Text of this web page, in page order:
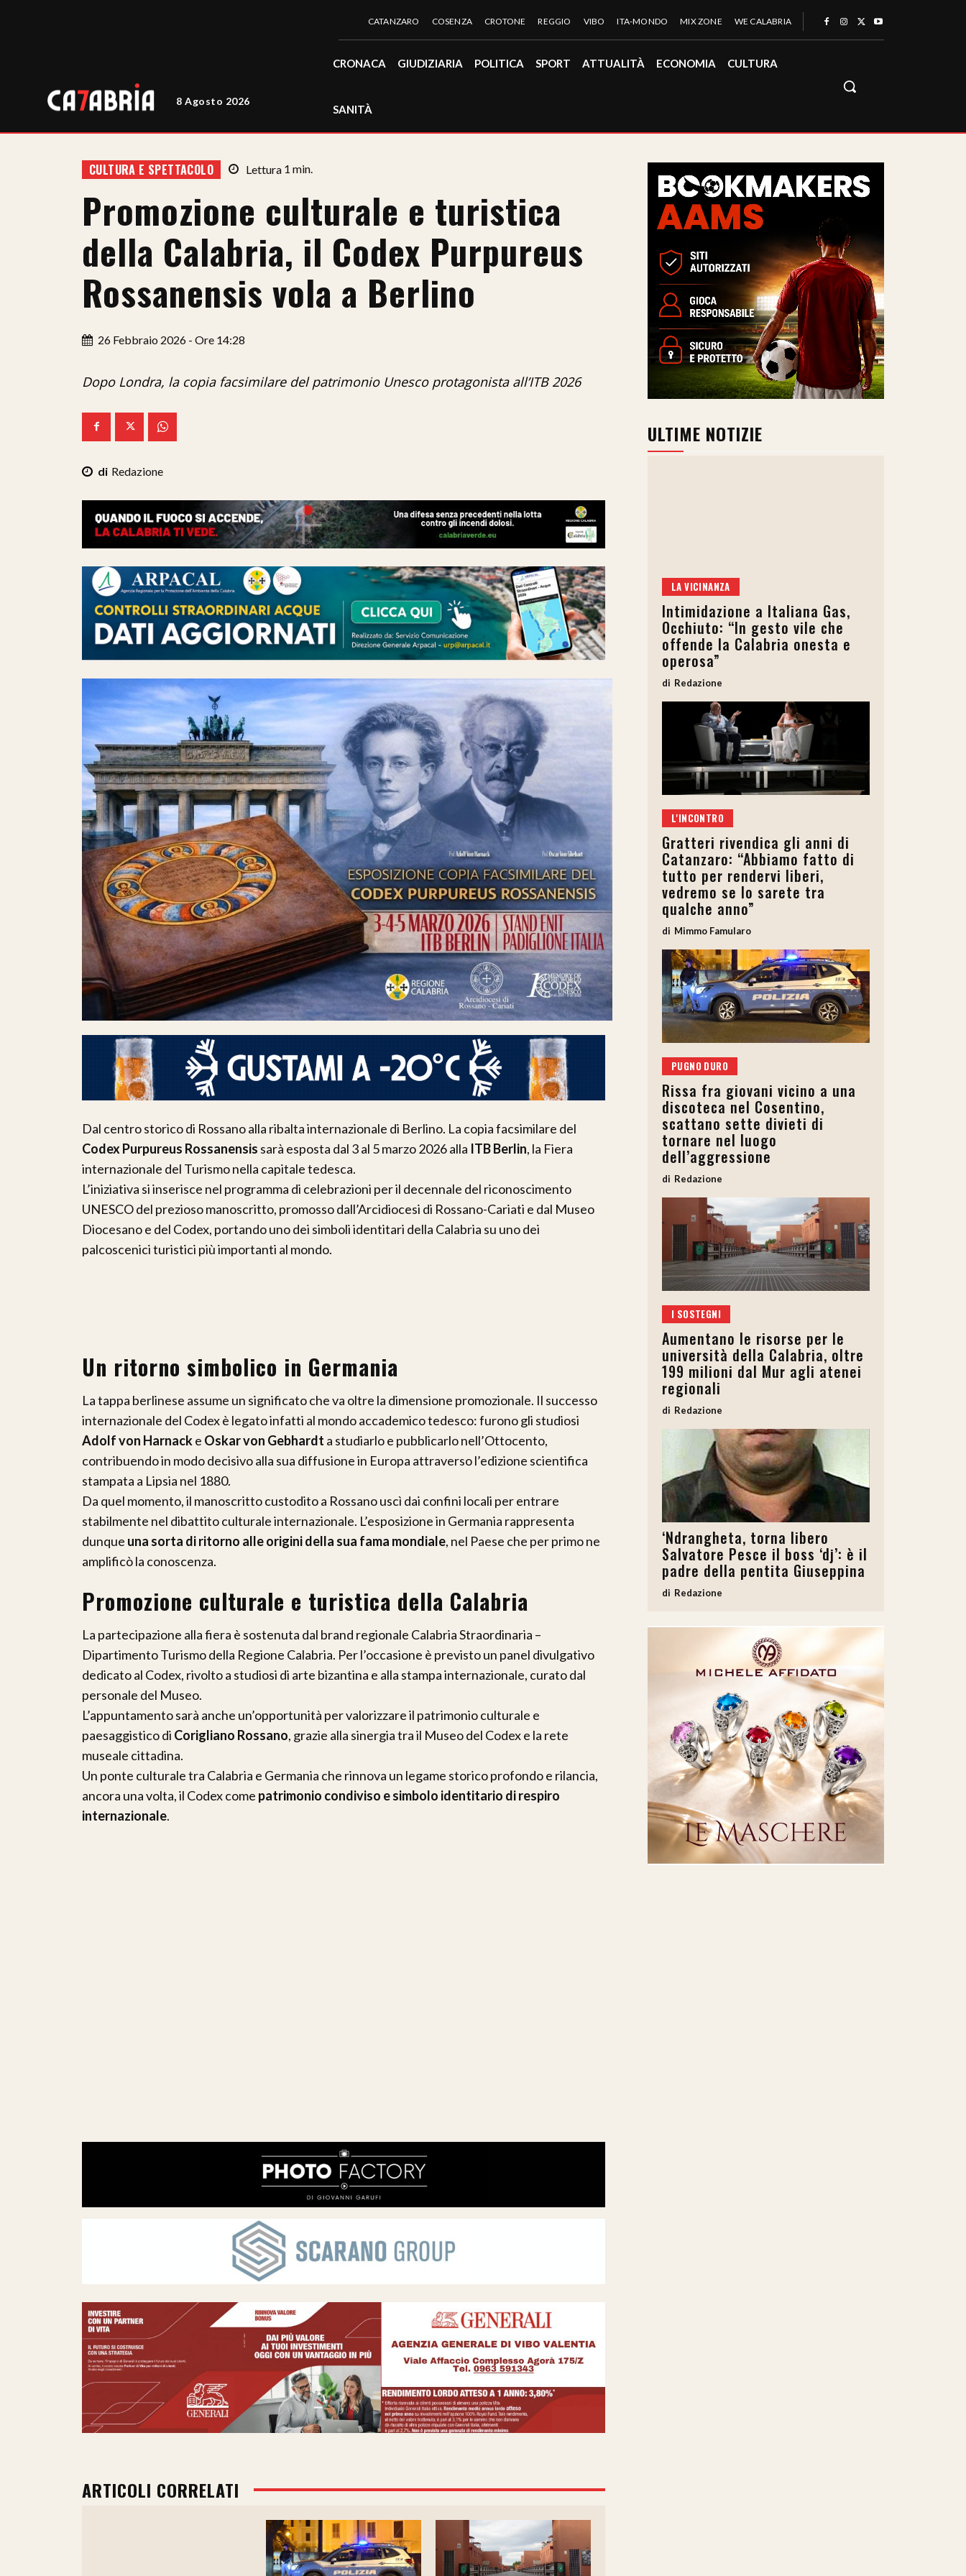
8 Agosto 2026
CATANZARO COSENZA CROTONE REGGIO VIBO ITA-MONDO MIX ZONE WE CALABRIA
CRONACA GIUDIZIARIA POLITICA SPORT ATTUALITÀ ECONOMIA CULTURA
SANITÀ
CULTURA E SPETTACOLO Lettura 1 min.
Promozione culturale e turistica
della Calabria, il Codex Purpureus
Rossanensis vola a Berlino
26 Febbraio 2026 - Ore 14:28
Dopo Londra, la copia facsimilare del patrimonio Unesco protagonista all’ITB 2026
Redazione
Dal centro storico di Rossano alla ribalta internazionale di Berlino. La copia facsimilare del
Codex Purpureus Rossanensis sarà esposta dal 3 al 5 marzo 2026 alla ITB Berlin, la Fiera
internazionale del Turismo nella capitale tedesca.
L’iniziativa si inserisce nel programma di celebrazioni per il decennale del riconoscimento
UNESCO del prezioso manoscritto, promosso dall’Arcidiocesi di Rossano-Cariati e dal Museo
Diocesano e del Codex, portando uno dei simboli identitari della Calabria su uno dei
palcoscenici turistici più importanti al mondo.
Un ritorno simbolico in Germania
La tappa berlinese assume un significato che va oltre la dimensione promozionale. Il successo
internazionale del Codex è legato infatti al mondo accademico tedesco: furono gli studiosi
Adolf von Harnacke Oskar von Gebhardt a studiarlo e pubblicarlo nell’Ottocento,
contribuendo in modo decisivo alla sua diffusione in Europa attraverso l’edizione scientifica
stampata a Lipsia nel 1880.
Da quel momento, il manoscritto custodito a Rossano uscì dai confini locali per entrare
stabilmente nel dibattito culturale internazionale. L’esposizione in Germania rappresenta
dunque una sorta di ritorno alle origini della sua fama mondiale, nel Paese che per primo ne
amplificò la conoscenza.
Promozione culturale e turistica della Calabria
La partecipazione alla fiera è sostenuta dal brand regionale Calabria Straordinaria –
Dipartimento Turismo della Regione Calabria. Per l’occasione è previsto un panel divulgativo
dedicato al Codex, rivolto a studiosi di arte bizantina e alla stampa internazionale, curato dal
personale del Museo.
L’appuntamento sarà anche un’opportunità per valorizzare il patrimonio culturale e
paesaggistico di Corigliano Rossano, grazie alla sinergia tra il Museo del Codex e la rete
museale cittadina.
Un ponte culturale tra Calabria e Germania che rinnova un legame storico profondo e rilancia,
ancora una volta, il Codex come patrimonio condiviso e simbolo identitario di respiro
internazionale.
ARTICOLI CORRELATI
ULTIME NOTIZIE
LA VICINANZA
Intimidazione a Italiana Gas,
Occhiuto: “In gesto vile che
offende la Calabria onesta e
operosa”
Redazione
L'INCONTRO
Gratteri rivendica gli anni di
Catanzaro: “Abbiamo fatto di
tutto per rendervi liberi,
vedremo se lo sarete tra
qualche anno”
Mimmo Famularo
PUGNO DURO
Rissa fra giovani vicino a una
discoteca nel Cosentino,
scattano sette divieti di
tornare nel luogo
dell’aggressione
Redazione
I SOSTEGNI
Aumentano le risorse per le
università della Calabria, oltre
199 milioni dal Mur agli atenei
regionali
Redazione
‘Ndrangheta, torna libero
Salvatore Pesce il boss ‘dj’: è il
padre della pentita Giuseppina
Redazione